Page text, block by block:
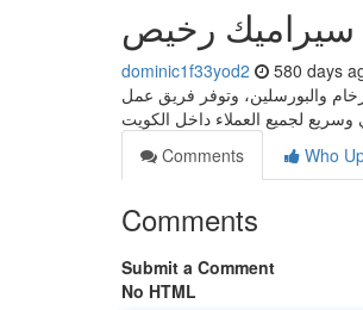
سيراميك رخيص
dominic1f33yod2 580 days
والبورسلين، وتوفر فريق عمل
Comments
Who
Comments
Submit a Comment
No HTML